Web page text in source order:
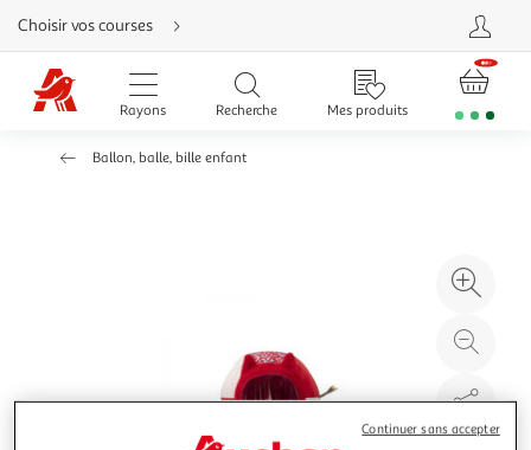
Aller
directement
au
contenu
Aller
directement
Aller
Choisir vos courses
Rayons Recherche Mes produits
Ballon, balle, bille enfant
à
100
le
Continuer sans accepter